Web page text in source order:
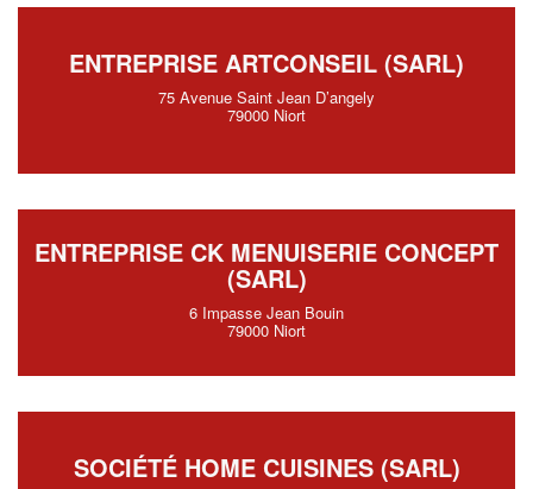
ENTREPRISE ARTCONSEIL (SARL)
75 Avenue Saint Jean D’angely
79000 Niort
ENTREPRISE CK MENUISERIE CONCEPT
(SARL)
6 Impasse Jean Bouin
79000 Niort
SOCIÉTÉ HOME CUISINES (SARL)